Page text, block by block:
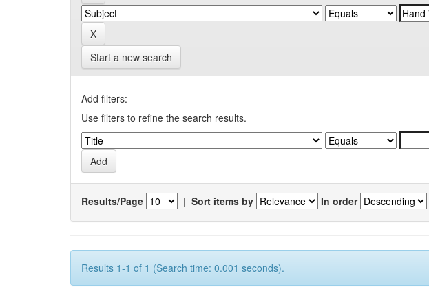
Start a new search
Add filters:
Use filters to refine the search results.
Results/Page | Sort items by In order
Results 1-1 of 1 (Search time: 0.001 seconds).